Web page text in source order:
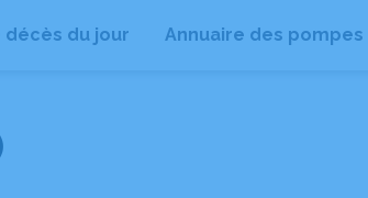
décès du jour Annuaire des